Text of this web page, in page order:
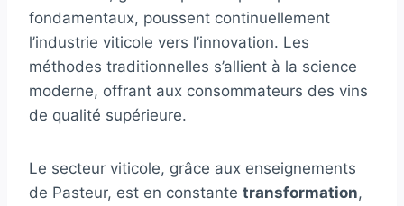
fondamentaux, poussent continuellement
l’industrie viticole vers l’innovation. Les
méthodes traditionnelles s’allient à la science
moderne, offrant aux consommateurs des vins
de qualité supérieure.
Le secteur viticole, grâce aux enseignements
de Pasteur, est en constante transformation,